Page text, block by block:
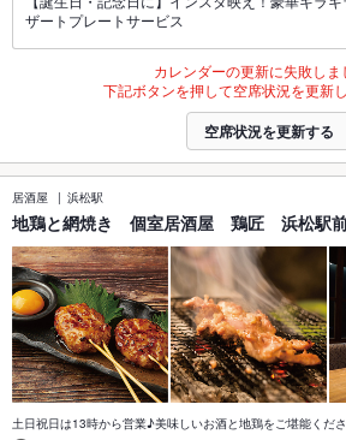
ザートプレートサービス
カレンダーの更新に失敗しま
下記ボタンを押して空席状況を更新し
空席状況を更新する
居酒屋 浜松駅
地鶏と網焼き 個室居酒屋 鶏匠 浜松駅
土日祝日は13時から営業♪美味しいお酒と地鶏をご堪能くだ